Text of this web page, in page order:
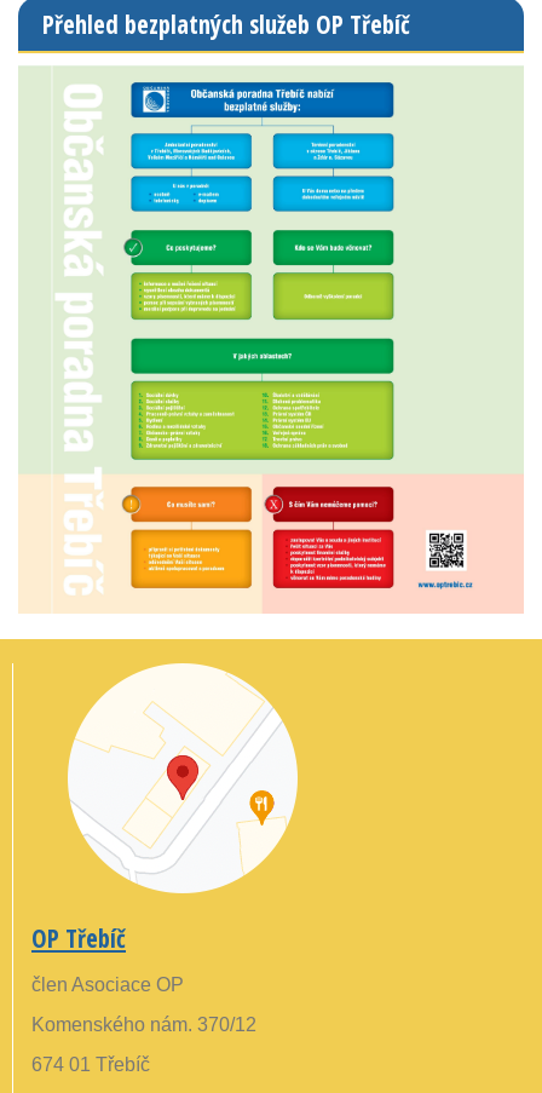
Přehled bezplatných služeb OP Třebíč
OP Třebíč
člen Asociace OP
Komenského nám. 370/12
674 01 Třebíč